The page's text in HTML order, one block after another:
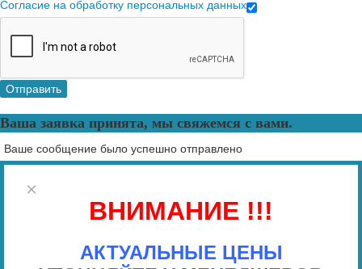
Согласие на обработку персональных данных
Отправить
Ваша заявка принята, мы свяжемся с вами.
Ваше сообщение было успешно отправлено
×
ВНИМАНИЕ !!!
АКТУАЛЬНЫЕ ЦЕНЫ